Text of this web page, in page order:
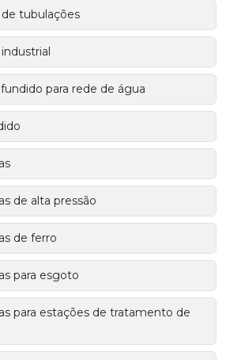
tubulações
para rede de água
de alta pressão
de ferro
para esgoto
para estações de tratamento de